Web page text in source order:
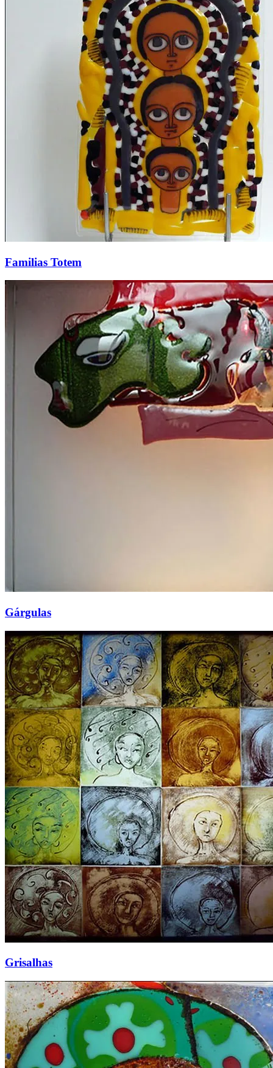
Familias Totem
Gárgulas
Grisalhas